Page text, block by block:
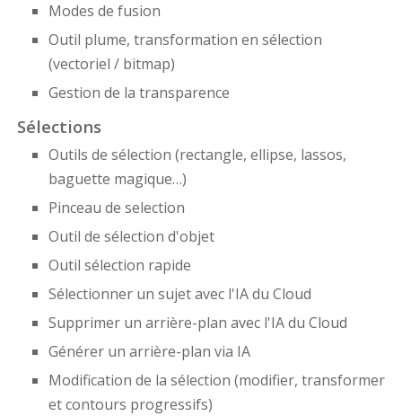
Modes de fusion
Outil plume, transformation en sélection
(vectoriel / bitmap)
Gestion de la transparence
Sélections
Outils de sélection (rectangle, ellipse, lassos,
baguette magique…)
Pinceau de selection
Outil de sélection d'objet
Outil sélection rapide
Sélectionner un sujet avec l'IA du Cloud
Supprimer un arrière-plan avec l'IA du Cloud
Générer un arrière-plan via IA
Modification de la sélection (modifier, transformer
et contours progressifs)